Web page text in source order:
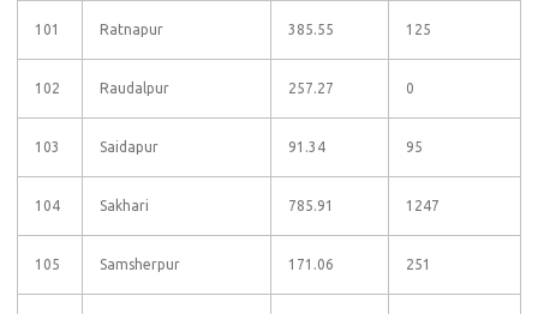
101 Ratnapur 385.55 125
102 Raudalpur 257.27 0
103 Saidapur 91.34 95
104 Sakhari 785.91 1247
105 Samsherpur 171.06 251